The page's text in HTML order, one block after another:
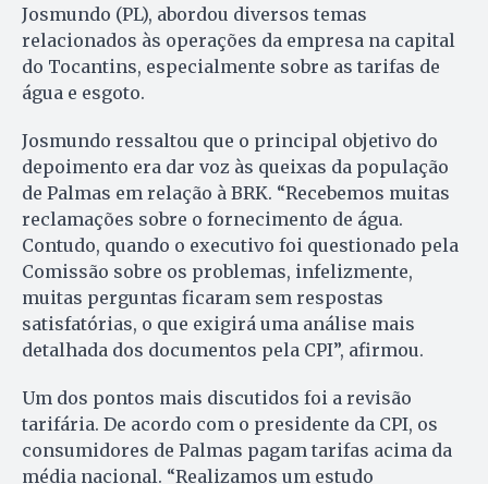
Josmundo (PL), abordou diversos temas
relacionados às operações da empresa na capital
do Tocantins, especialmente sobre as tarifas de
água e esgoto.
Josmundo ressaltou que o principal objetivo do
depoimento era dar voz às queixas da população
de Palmas em relação à BRK. “Recebemos muitas
reclamações sobre o fornecimento de água.
Contudo, quando o executivo foi questionado pela
Comissão sobre os problemas, infelizmente,
muitas perguntas ficaram sem respostas
satisfatórias, o que exigirá uma análise mais
detalhada dos documentos pela CPI”, afirmou.
Um dos pontos mais discutidos foi a revisão
tarifária. De acordo com o presidente da CPI, os
consumidores de Palmas pagam tarifas acima da
média nacional. “Realizamos um estudo